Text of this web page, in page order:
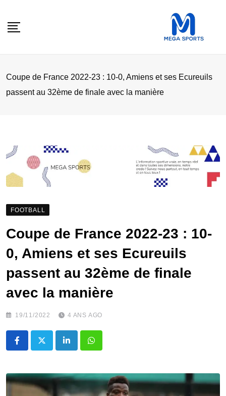
Coupe de France 2022-23 : 10-0, Amiens et ses Ecureuils
passent au 32ème de finale avec la manière
FOOTBALL
Coupe de France 2022-23 : 10-
0, Amiens et ses Ecureuils
passent au 32ème de finale
avec la manière
19/11/2022 4 ANS AGO
LinkedInWhatsapp